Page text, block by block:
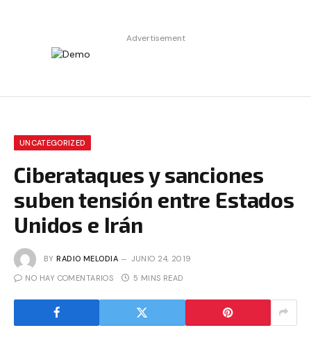
Advertisement
UNCATEGORIZED
Ciberataques y sanciones
suben tensión entre Estados
Unidos e Irán
BY RADIO MELODIA JUNIO 24, 2019
NO HAY COMENTARIOS 5 MINS READ